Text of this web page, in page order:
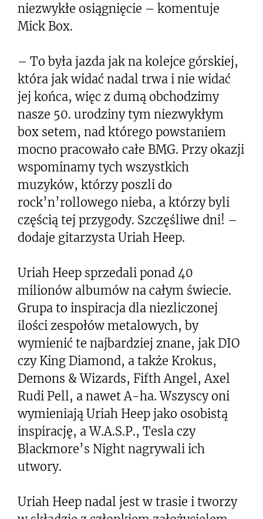
niezwykłe osiągnięcie – komentuje
Mick Box.
– To była jazda jak na kolejce górskiej,
która jak widać nadal trwa i nie widać
jej końca, więc z dumą obchodzimy
nasze 50. urodziny tym niezwykłym
box setem, nad którego powstaniem
mocno pracowało całe BMG. Przy okazji
wspominamy tych wszystkich
muzyków, którzy poszli do
rock’n’rollowego nieba, a którzy byli
częścią tej przygody. Szczęśliwe dni! –
dodaje gitarzysta Uriah Heep.
Uriah Heep sprzedali ponad 40
milionów albumów na całym świecie.
Grupa to inspiracja dla niezliczonej
ilości zespołów metalowych, by
wymienić te najbardziej znane, jak DIO
czy King Diamond, a także Krokus,
Demons & Wizards, Fifth Angel, Axel
Rudi Pell, a nawet A-ha. Wszyscy oni
wymieniają Uriah Heep jako osobistą
inspirację, a W.A.S.P., Tesla czy
Blackmore’s Night nagrywali ich
utwory.
Uriah Heep nadal jest w trasie i tworzy